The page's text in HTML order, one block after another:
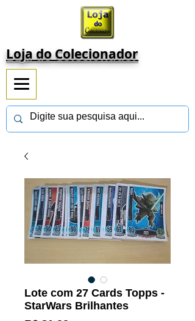
Loja do Colecionador
Lote com 27 Cards Topps -
StarWars Brilhantes